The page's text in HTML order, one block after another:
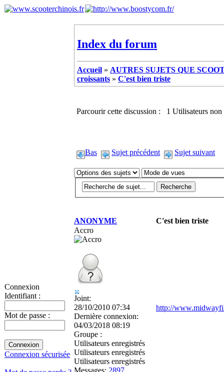
Connexion
Identifiant :
Mot de passe :
Connexion sécurisée
Index du forum
Accueil » AUTRES SUJETS QUE
croissants » C'est bien triste
Parcourir cette discussion : 1 Utilisateurs non
Bas Sujet précédent Sujet suivant
ANONYME
C'est bien triste
Accro
Joint:
28/10/2010 07:34
Dernière connexion:
04/03/2018 08:19
Groupe :
Utilisateurs enregistrés
Utilisateurs enregistrés
Utilisateurs enregistrés
Messages: 2897
http://